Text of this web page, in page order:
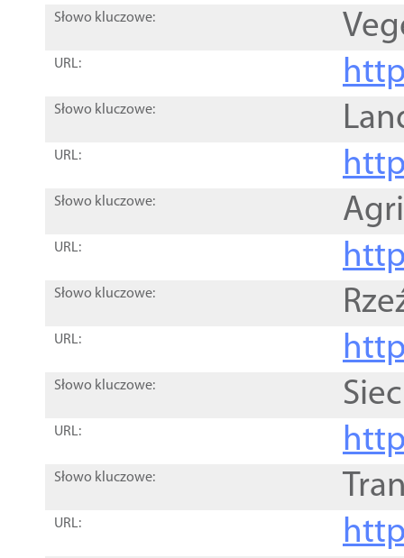
Słowo kluczowe:
URL:
Słowo kluczowe:
URL:
Słowo kluczowe:
URL:
Słowo kluczowe:
URL:
Słowo kluczowe:
URL:
Słowo kluczowe:
URL: